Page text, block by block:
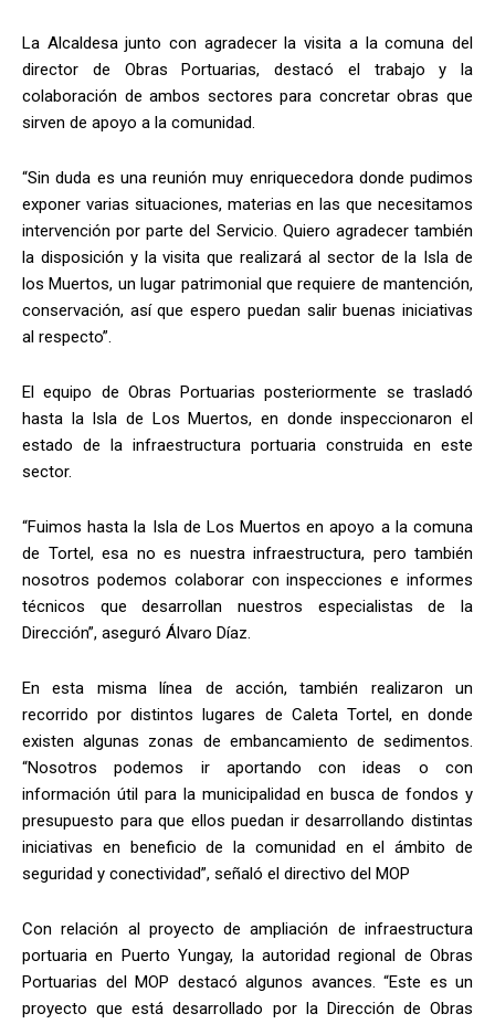
La Alcaldesa junto con agradecer la visita a la comuna del
director de Obras Portuarias, destacó el trabajo y la
colaboración de ambos sectores para concretar obras que
sirven de apoyo a la comunidad.
“Sin duda es una reunión muy enriquecedora donde pudimos
exponer varias situaciones, materias en las que necesitamos
intervención por parte del Servicio. Quiero agradecer también
la disposición y la visita que realizará al sector de la Isla de
los Muertos, un lugar patrimonial que requiere de mantención,
conservación, así que espero puedan salir buenas iniciativas
al respecto”.
El equipo de Obras Portuarias posteriormente se trasladó
hasta la Isla de Los Muertos, en donde inspeccionaron el
estado de la infraestructura portuaria construida en este
sector.
“Fuimos hasta la Isla de Los Muertos en apoyo a la comuna
de Tortel, esa no es nuestra infraestructura, pero también
nosotros podemos colaborar con inspecciones e informes
técnicos que desarrollan nuestros especialistas de la
Dirección”, aseguró Álvaro Díaz.
En esta misma línea de acción, también realizaron un
recorrido por distintos lugares de Caleta Tortel, en donde
existen algunas zonas de embancamiento de sedimentos.
“Nosotros podemos ir aportando con ideas o con
información útil para la municipalidad en busca de fondos y
presupuesto para que ellos puedan ir desarrollando distintas
iniciativas en beneficio de la comunidad en el ámbito de
seguridad y conectividad”, señaló el directivo del MOP
Con relación al proyecto de ampliación de infraestructura
portuaria en Puerto Yungay, la autoridad regional de Obras
Portuarias del MOP destacó algunos avances. “Este es un
proyecto que está desarrollado por la Dirección de Obras